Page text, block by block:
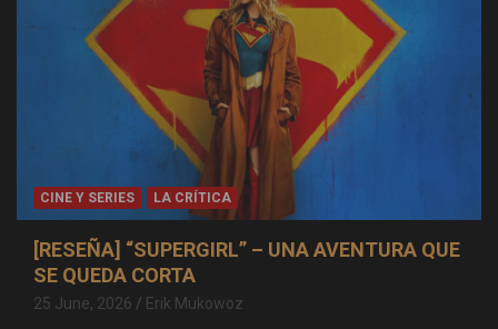
CINE Y SERIES LA CRÍTICA
[RESEÑA] “SUPERGIRL” – UNA AVENTURA QUE
SE QUEDA CORTA
25 June, 2026 Erik Mukowoz